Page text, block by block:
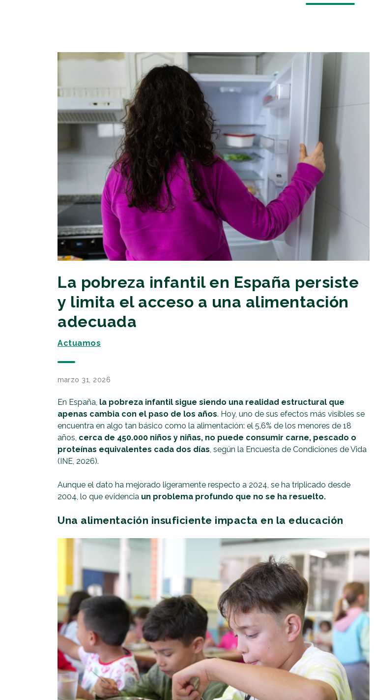
EMPRESAS SOLIDARIAS
TESTAMENTO SOLIDARIO
La pobreza infantil en España persiste
y limita el acceso a una alimentación
adecuada
Actuamos
marzo 31, 2026
En España, la pobreza infantil sigue siendo una realidad estructural que
apenas cambia con el paso de los años. Hoy, uno de sus efectos más visibles se
encuentra en algo tan básico como la alimentación: el 5,6% de los menores de 18
años, cerca de 450.000 niños y niñas, no puede consumir carne, pescado o
proteínas equivalentes cada dos días, según la Encuesta de Condiciones de Vida
(INE, 2026).
Aunque el dato ha mejorado ligeramente respecto a 2024, se ha triplicado desde
2004, lo que evidencia un problema profundo que no se ha resuelto.
Una alimentación insuficiente impacta en la educación